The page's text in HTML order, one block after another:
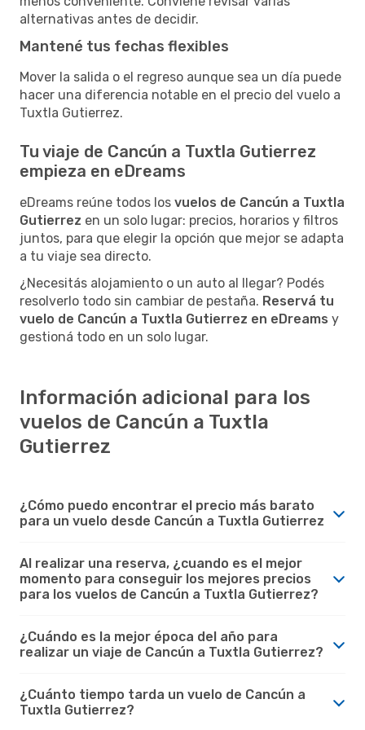
alternativas antes de decidir.
Mantené tus fechas flexibles
Mover la salida o el regreso aunque sea un día puede
hacer una diferencia notable en el precio del vuelo a
Tuxtla Gutierrez.
Tu viaje de Cancún a Tuxtla Gutierrez
empieza en eDreams
eDreams reúne todos los vuelos de Cancún a Tuxtla
Gutierrez en un solo lugar: precios, horarios y filtros
juntos, para que elegir la opción que mejor se adapta
a tu viaje sea directo.
¿Necesitás alojamiento o un auto al llegar? Podés
resolverlo todo sin cambiar de pestaña. Reservá tu
vuelo de Cancún a Tuxtla Gutierrez en eDreams y
gestioná todo en un solo lugar.
Información adicional para los
vuelos de Cancún a Tuxtla
Gutierrez
¿Cómo puedo encontrar el precio más barato
para un vuelo desde Cancún a Tuxtla Gutierrez
Al realizar una reserva, ¿cuando es el mejor
momento para conseguir los mejores precios
para los vuelos de Cancún a Tuxtla Gutierrez?
¿Cuándo es la mejor época del año para
realizar un viaje de Cancún a Tuxtla Gutierrez?
¿Cuánto tiempo tarda un vuelo de Cancún a
Tuxtla Gutierrez?